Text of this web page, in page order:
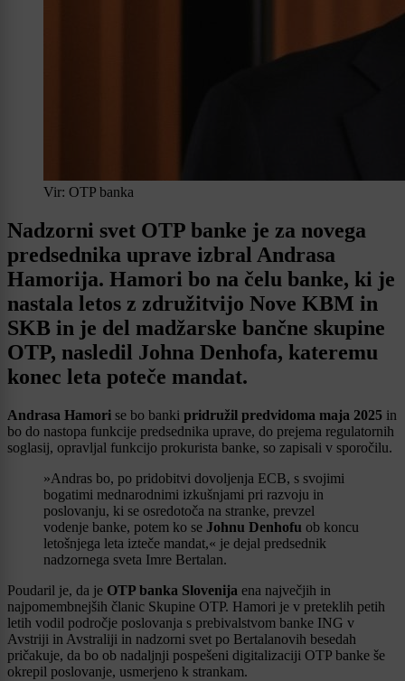
Vir: OTP banka
Nadzorni svet OTP banke je za novega
predsednika uprave izbral Andrasa
Hamorija. Hamori bo na čelu banke, ki je
nastala letos z združitvijo Nove KBM in
SKB in je del madžarske bančne skupine
OTP, nasledil Johna Denhofa, kateremu
konec leta poteče mandat.
Andrasa Hamori se bo banki pridružil predvidoma maja 2025 in
bo do nastopa funkcije predsednika uprave, do prejema regulatornih
soglasij, opravljal funkcijo prokurista banke, so zapisali v sporočilu.
»Andras bo, po pridobitvi dovoljenja ECB, s svojimi
bogatimi mednarodnimi izkušnjami pri razvoju in
poslovanju, ki se osredotoča na stranke, prevzel
vodenje banke, potem ko se Johnu Denhofu ob koncu
letošnjega leta izteče mandat,« je dejal predsednik
nadzornega sveta Imre Bertalan.
Poudaril je, da je OTP banka Slovenija ena največjih in
najpomembnejših članic Skupine OTP. Hamori je v preteklih petih
letih vodil področje poslovanja s prebivalstvom banke ING v
Avstriji in Avstraliji in nadzorni svet po Bertalanovih besedah
pričakuje, da bo ob nadaljnji pospešeni digitalizaciji OTP banke še
okrepil poslovanje, usmerjeno k strankam.